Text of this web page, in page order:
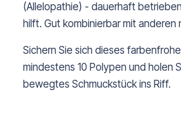
(Allelopathie) - dauerhaft
hilft. Gut kombinierbar mit anderen
Sichern Sie sich dieses
mindestens 10 Polypen und holen
bewegtes Schmuckstück ins Riff.